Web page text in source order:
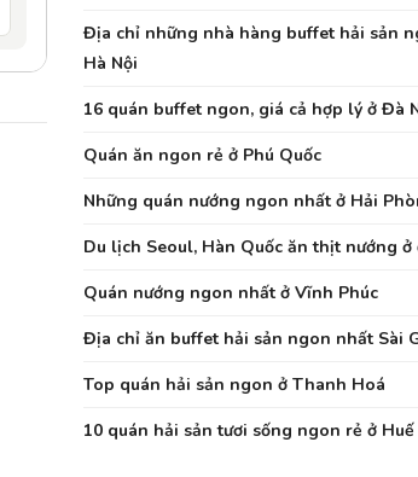
Địa chỉ những nhà hàng buffet hải sản
Hà Nội
16 quán buffet ngon, giá cả hợp lý ở Đà
Quán ăn ngon rẻ ở Phú Quốc
Những quán nướng ngon nhất ở Hải
Du lịch Seoul, Hàn Quốc ăn thịt nướng ở
Quán nướng ngon nhất ở Vĩnh Phúc
Địa chỉ ăn buffet hải sản ngon nhất Sài
Top quán hải sản ngon ở Thanh Hoá
10 quán hải sản tươi sống ngon rẻ ở Huế